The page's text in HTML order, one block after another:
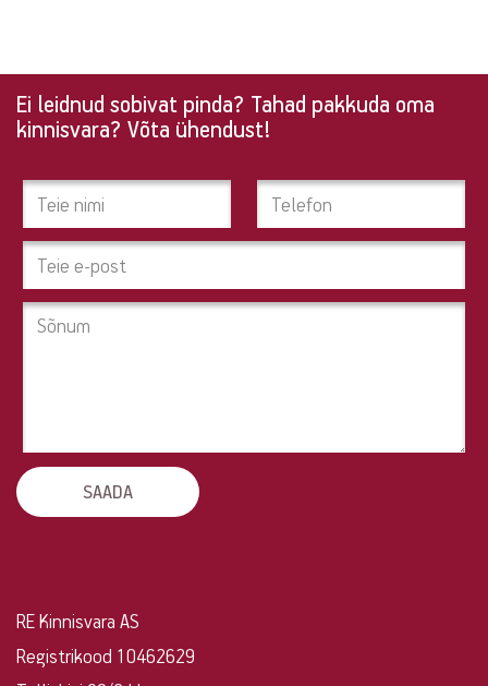
Ei
leidnud
sobivat
pinda?
Tahad
pakkuda
oma
RE Kinnisvara AS
Registrikood 10462629
Ei leidnud sobivat pinda? Tahad pakkuda oma
kinnisvara? Võta ühendust!